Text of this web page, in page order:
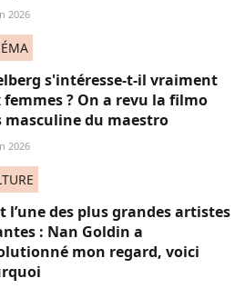
2026
s'intéresse-t-il vraiment
femmes ? On a revu la filmo
masculine du maestro
2026
l’une des plus grandes artistes
: Nan Goldin a
mon regard, voici